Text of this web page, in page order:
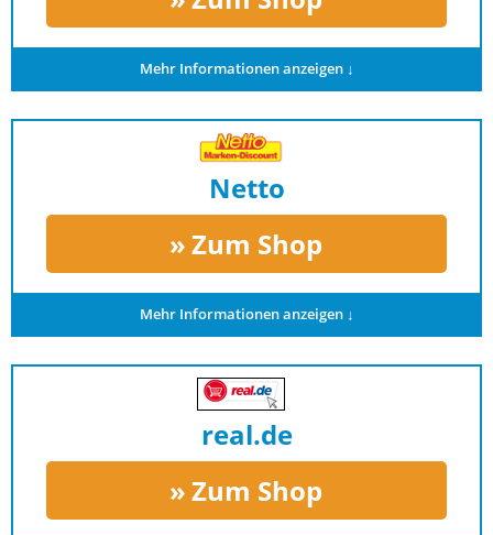
Mehr Informationen anzeigen ↓
Netto
Zum Shop
Mehr Informationen anzeigen ↓
real.de
Zum Shop